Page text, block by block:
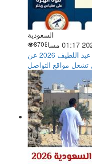
السعودية
870
بعد زلزال مصر اليوم.. توقعات ليلى عبد اللطيف 2026 عن
تشعل مواقع التواصل